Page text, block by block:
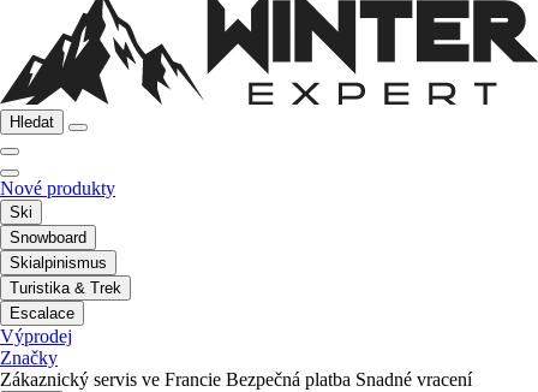
Hledat
Nové produkty
Ski
Snowboard
Skialpinismus
Turistika & Trek
Escalace
Výprodej
Značky
Zákaznický servis ve Francie Bezpečná platba Snadné vracení